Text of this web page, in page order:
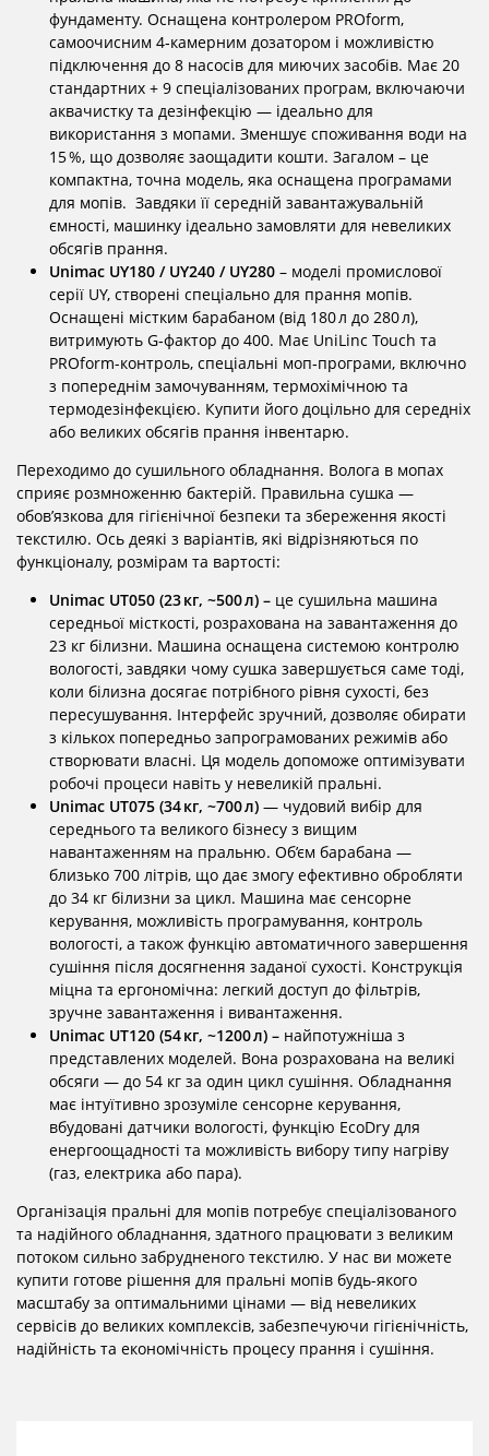
фундаменту. Оснащена контролером PROform,
самоочисним 4‑камерним дозатором і можливістю
підключення до 8 насосів для миючих засобів. Має 20
стандартних + 9 спеціалізованих програм, включаючи
аквачистку та дезінфекцію — ідеально для
використання з мопами. Зменшує споживання води на
15 %, що дозволяє заощадити кошти. Загалом – це
компактна, точна модель, яка оснащена програмами
для мопів. Завдяки її середній завантажувальній
ємності, машинку ідеально замовляти для невеликих
обсягів прання.
Unimac UY180 / UY240 / UY280 – моделі промислової
серії UY, створені спеціально для прання мопів.
Оснащені містким барабаном (від 180 л до 280 л),
витримують G‑фактор до 400. Має UniLinc Touch та
PROform-контроль, спеціальні моп‑програми, включно
з попереднім замочуванням, термохімічною та
термодезінфекцією. Купити його доцільно для середніх
або великих обсягів прання інвентарю.
Переходимо до сушильного обладнання. Волога в мопах
сприяє розмноженню бактерій. Правильна сушка —
обов’язкова для гігієнічної безпеки та збереження якості
текстилю. Ось деякі з варіантів, які відрізняються по
функціоналу, розмірам та вартості:
Unimac UT050 (23 кг, ~500 л) – це сушильна машина
середньої місткості, розрахована на завантаження до
23 кг білизни. Машина оснащена системою контролю
вологості, завдяки чому сушка завершується саме тоді,
коли білизна досягає потрібного рівня сухості, без
пересушування. Інтерфейс зручний, дозволяє обирати
з кількох попередньо запрограмованих режимів або
створювати власні. Ця модель допоможе оптимізувати
робочі процеси навіть у невеликій пральні.
Unimac UT075 (34 кг, ~700 л) — чудовий вибір для
середнього та великого бізнесу з вищим
навантаженням на пральню. Об’єм барабана —
близько 700 літрів, що дає змогу ефективно обробляти
до 34 кг білизни за цикл. Машина має сенсорне
керування, можливість програмування, контроль
вологості, а також функцію автоматичного завершення
сушіння після досягнення заданої сухості. Конструкція
міцна та ергономічна: легкий доступ до фільтрів,
зручне завантаження і вивантаження.
Unimac UT120 (54 кг, ~1200 л) – найпотужніша з
представлених моделей. Вона розрахована на великі
обсяги — до 54 кг за один цикл сушіння. Обладнання
має інтуїтивно зрозуміле сенсорне керування,
вбудовані датчики вологості, функцію EcoDry для
енергоощадності та можливість вибору типу нагріву
(газ, електрика або пара).
Організація пральні для мопів потребує спеціалізованого
та надійного обладнання, здатного працювати з великим
потоком сильно забрудненого текстилю. У нас ви можете
купити готове рішення для пральні мопів будь-якого
масштабу за оптимальними цінами — від невеликих
сервісів до великих комплексів, забезпечуючи гігієнічність,
надійність та економічність процесу прання і сушіння.